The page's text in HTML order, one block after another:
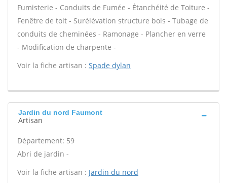
Fumisterie - Conduits de Fumée - Étanchéité de Toiture -
Fenêtre de toit - Surélévation structure bois - Tubage de
conduits de cheminées - Ramonage - Plancher en verre
- Modification de charpente -
Voir la fiche artisan : Spade dylan
Jardin du nord Faumont
Artisan
Département: 59
Abri de jardin -
Voir la fiche artisan : Jardin du nord